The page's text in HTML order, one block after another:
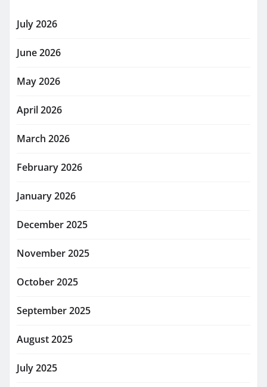
July 2026
June 2026
May 2026
April 2026
March 2026
February 2026
January 2026
December 2025
November 2025
October 2025
September 2025
August 2025
July 2025